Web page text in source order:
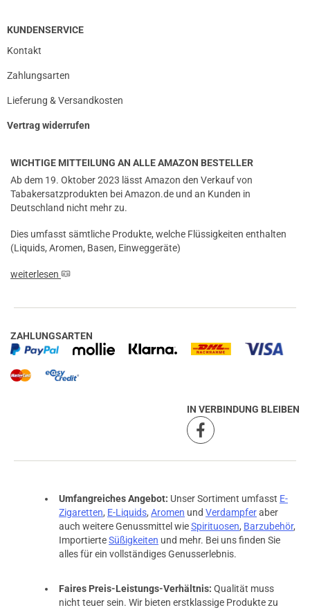
KUNDENSERVICE
Kontakt
Zahlungsarten
Lieferung & Versandkosten
Vertrag widerrufen
WICHTIGE MITTEILUNG AN ALLE AMAZON BESTELLER
Ab dem 19. Oktober 2023 lässt Amazon den Verkauf von
Tabakersatzprodukten bei Amazon.de und an Kunden in
Deutschland nicht mehr zu.
Dies umfasst sämtliche Produkte, welche Flüssigkeiten enthalten
(Liquids, Aromen, Basen, Einweggeräte)
weiterlesen
ZAHLUNGSARTEN
IN VERBINDUNG BLEIBEN
Umfangreiches Angebot: Unser Sortiment umfasst E-
Zigaretten, E-Liquids, Aromen und Verdampferaber
auch weitere Genussmittel wieSpirituosen, Barzubehör,
ImportierteSüßigkeiten und mehr. Bei uns finden Sie
alles für ein vollständiges Genusserlebnis.
Faires Preis-Leistungs-Verhältnis: Qualität muss
nicht teuer sein. Wir bieten erstklassige Produkte zu